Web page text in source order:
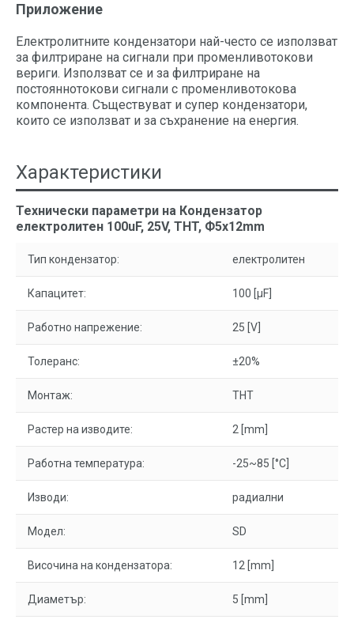
Приложение
Електролитните кондензатори най-често се използват
за филтриране на сигнали при променливотокови
вериги. Използват се и за филтриране на
постояннотокови сигнали с променливотокова
компонента. Съществуват и супер кондензатори,
които се използват и за съхранение на енергия.
Характеристики
Технически параметри на Кондензатор
електролитен 100uF, 25V, THT, Ф5x12mm
Тип кондензатор: електролитен
Капацитет: 100 [µF]
Работно напрежение: 25 [V]
Толеранс: ±20%
Монтаж: THT
Растер на изводите: 2 [mm]
Работна температура: -25~85 [°C]
Изводи: радиални
Модел: SD
Височина на кондензатора: 12 [mm]
Диаметър: 5 [mm]